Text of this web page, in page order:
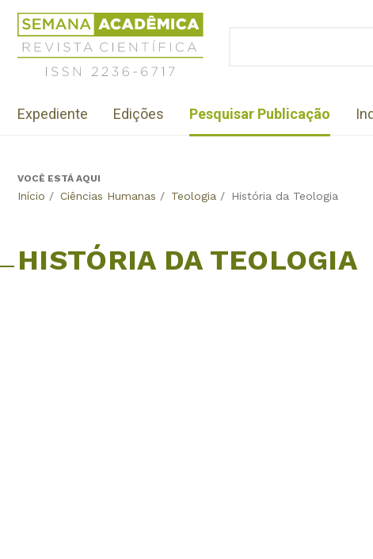
Jump
navigation
Revista
Científica
Semana
Acadêmica
2236-
Menu
institutional
Expediente Edições Pesquisar Publicação
BackVOCÊ ESTÁ AQUI
Início / Ciências Humanas / Teologia / História da Teologia
HISTÓRIA DA TEOLOGIA